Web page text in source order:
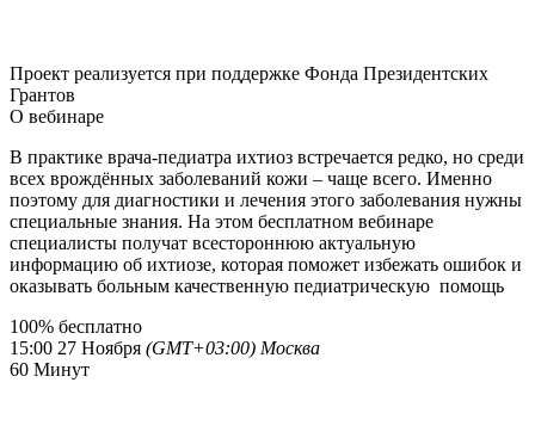
Проект реализуется при поддержке Фонда Президентских
Грантов
О вебинаре
В практике врача-педиатра ихтиоз встречается редко, но среди
всех врождённых заболеваний кожи – чаще всего. Именно
поэтому для диагностики и лечения этого заболевания нужны
специальные знания. На этом бесплатном вебинаре
специалисты получат всестороннюю актуальную
информацию об ихтиозе, которая поможет избежать ошибок и
оказывать больным качественную педиатрическую помощь
100% бесплатно
15:00 27 Ноября (GMT+03:00) Москва
60 Минут